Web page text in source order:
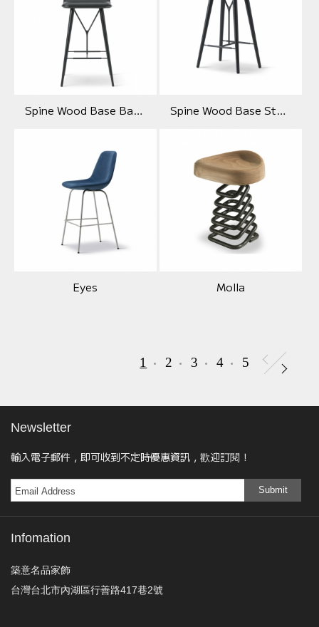
Spine Wood Base Barstool Spine Wood Base Stool
Eyes Molla
1 2 3 4 5
Newsletter
輸入電子郵件，即可收到不定時優惠資訊，歡迎訂閱！
Submit
Infomation
築意名品家飾
台灣台北市內湖區行善路417巷2號